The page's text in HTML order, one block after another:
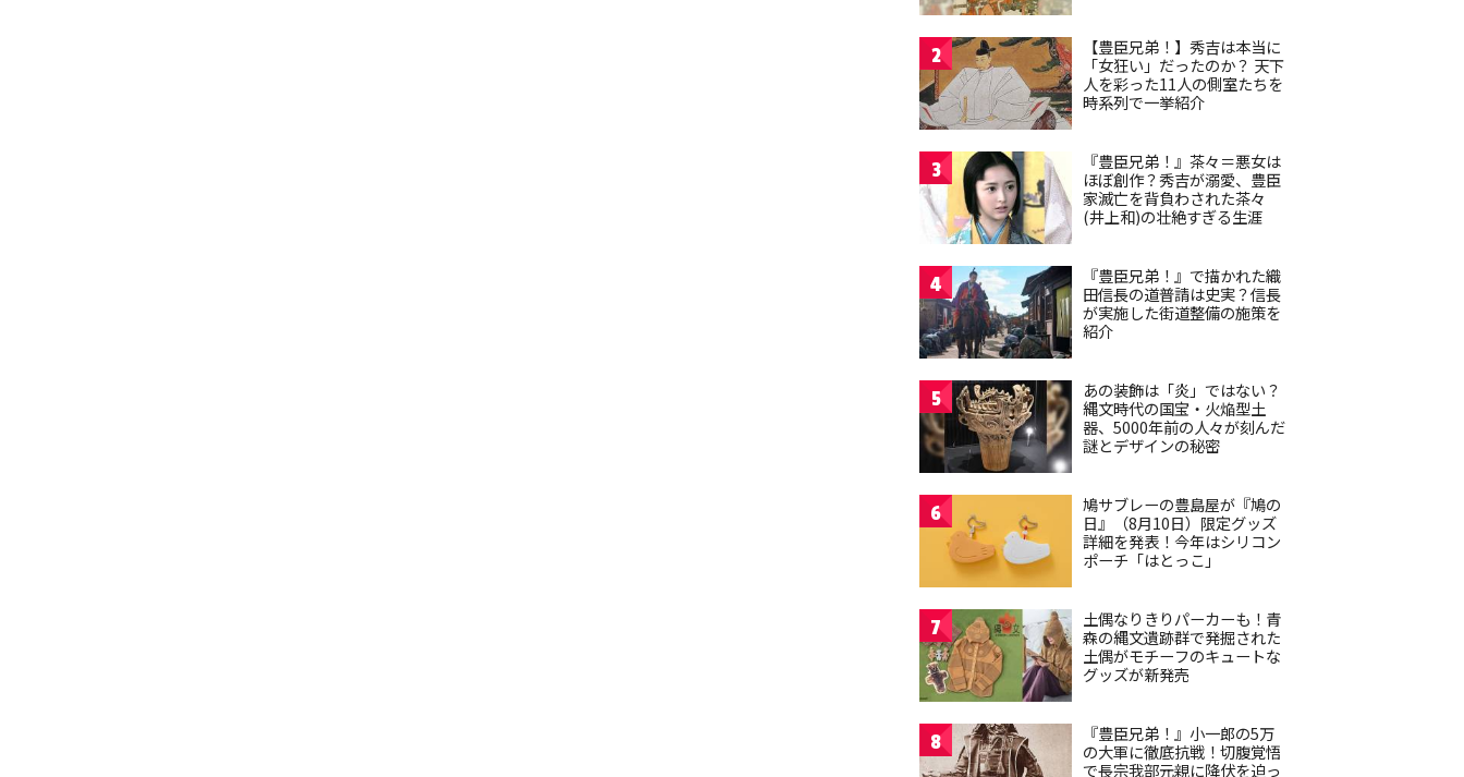
2
【豊臣兄弟！】秀吉は本当に
「女狂い」だったのか？ 天下
人を彩った11人の側室たちを
時系列で一挙紹介
3
『豊臣兄弟！』茶々＝悪女は
ほぼ創作？秀吉が溺愛、豊臣
家滅亡を背負わされた茶々
(井上和)の壮絶すぎる生涯
4
『豊臣兄弟！』で描かれた織
田信長の道普請は史実？信長
が実施した街道整備の施策を
紹介
5
あの装飾は「炎」ではない？
縄文時代の国宝・火焔型土
器、5000年前の人々が刻んだ
謎とデザインの秘密
6
鳩サブレーの豊島屋が『鳩の
日』（8月10日）限定グッズ
詳細を発表！今年はシリコン
ポーチ「はとっこ」
7
土偶なりきりパーカーも！青
森の縄文遺跡群で発掘された
土偶がモチーフのキュートな
グッズが新発売
8
『豊臣兄弟！』小一郎の5万
の大軍に徹底抗戦！切腹覚悟
で長宗我部元親に降伏を迫っ